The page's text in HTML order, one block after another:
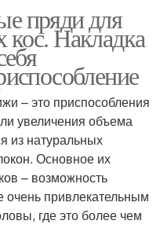
пряди для
Накладка
– это приспособления
увеличения объема
из натуральных
Основное их
– возможность
очень привлекательным
где это более чем